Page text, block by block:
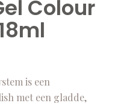
Colour
is een
met een gladde,